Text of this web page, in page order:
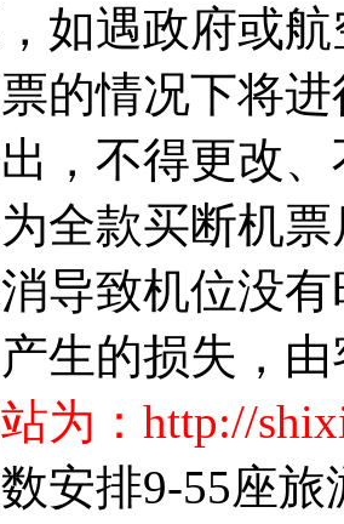
如遇政府或
的情况下将
，不得更改
全款买断机
导致机位没
生的损失，
为：http://
安排9-55座